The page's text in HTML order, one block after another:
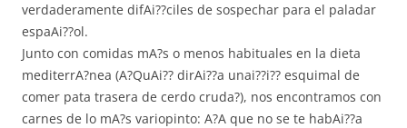
verdaderamente difAi??ciles de sospechar para el paladar
espaAi??ol.
Junto con comidas mA?s o menos habituales en la dieta
mediterrA?nea (A?QuAi?? dirAi??a unai??i?? esquimal de
comer pata trasera de cerdo cruda?), nos encontramos con
carnes de lo mA?s variopinto: A?A que no se te habAi??a